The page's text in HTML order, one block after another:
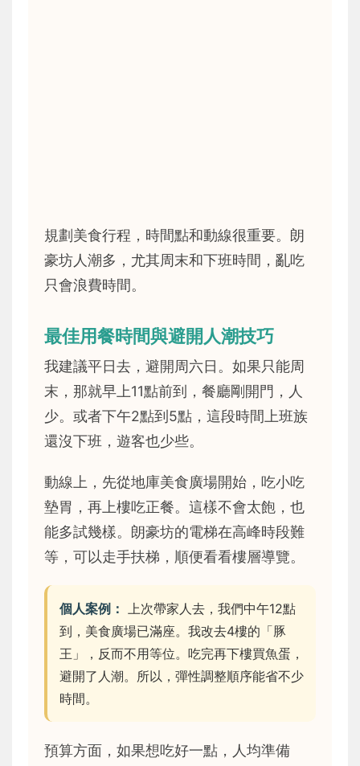
規劃美食行程，時間點和動線很重要。朗
豪坊人潮多，尤其周末和下班時間，亂吃
只會浪費時間。
最佳用餐時間與避開人潮技巧
我建議平日去，避開周六日。如果只能周
末，那就早上11點前到，餐廳剛開門，人
少。或者下午2點到5點，這段時間上班族
還沒下班，遊客也少些。
動線上，先從地庫美食廣場開始，吃小吃
墊胃，再上樓吃正餐。這樣不會太飽，也
能多試幾樣。朗豪坊的電梯在高峰時段難
等，可以走手扶梯，順便看看樓層導覽。
個人案例： 上次帶家人去，我們中午12點
到，美食廣場已滿座。我改去4樓的「豚
王」，反而不用等位。吃完再下樓買魚蛋，
避開了人潮。所以，彈性調整順序能省不少
時間。
預算方面，如果想吃好一點，人均準備